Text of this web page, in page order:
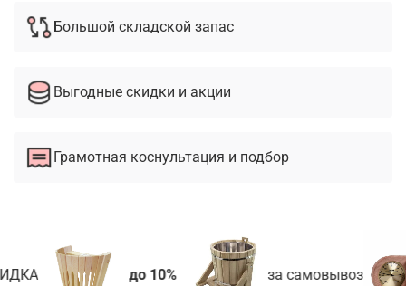
Большой складской запас
Выгодные скидки и акции
Грамотная коснультация и подбор
до 10% за самовывоз